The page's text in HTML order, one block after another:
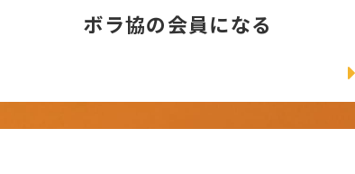
ボラ協の会員になる